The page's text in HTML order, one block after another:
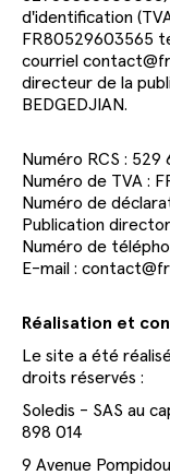
d'identification
FR80529603565
courriel
directeur de la
BEDGEDJIAN.
Numéro RCS : 529
Numéro de TVA :
Numéro de
Publication
Numéro de
E-mail :
Réalisation et
Le site a été
droits réservés :
Soledis - SAS au
898 014
9 Avenue